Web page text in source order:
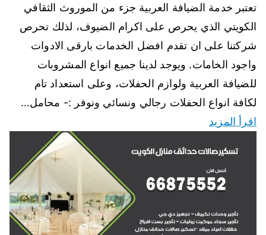
تعتبر خدمة الضيافة العربية جزء من الموروث الثقافي
الكويتي الذي يحرص على اكرام الضيوف، لذلك تحرص
شركتنا على ان تقدم افضل الخدمات بارقى الادوات
واجود الخامات. ويوجد لدينا جميع انواع المشروبات
للضيافة العربية ولوازم الحفلات، وعلى استعداد تام
لكافة انواع الحفلات رجالي ونسائي ونوفر :- محامل…
اقرأ المزيد